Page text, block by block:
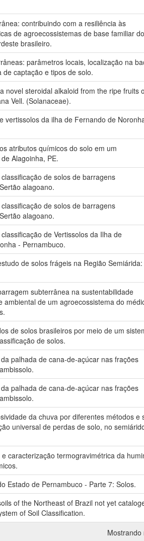
contribuindo com a resiliência às
de agroecossistemas de base familiar do
brasileiro.
parâmetros locais, localização na
de captação e tipos de solo.
novel steroidal alkaloid from the ripe fruits
Vell. (Solanaceae).
vertissolos da ilha de Fernando de
atributos químicos do solo em um
Alagoinha, PE.
de solos de barragens
alagoano.
de solos de barragens
alagoano.
de Vertissolos da Ilha de
- Pernambuco.
de solos frágeis na Região Semiárida:
subterrânea na sustentabilidade
ambiental de um agroecossistema do
de solos brasileiros por meio de um
de solos.
palhada de cana-de-açúcar nas frações
palhada de cana-de-açúcar nas frações
da chuva por diferentes métodos e
universal de perdas de solo, no
caracterização termogravimétrica da
Estado de Pernambuco - Parte 7: Solos.
of the Northeast of Brazil not yet
of Soil Classification.